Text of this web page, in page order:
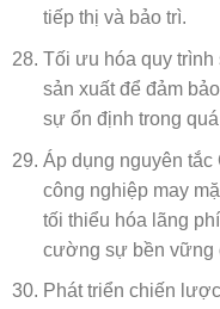
tiếp thị và bảo trì.
Tối ưu hóa quy
sản xuất để đảm
sự ổn định trong
Áp dụng nguyên tắc
công nghiệp may
tối thiểu hóa lãng
cường sự bền vững
Phát triển chiến